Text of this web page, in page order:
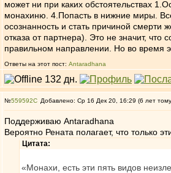
может ни при каких обстоятельствах
монахиню. 4.Попасть в нижние миры.
осознанность и стать причиной смерти
отказа от партнера). Это не значит,
правильном направлении. Но во время
Ответы на этот пост: Antaradhana
№559592 Добавлено: Ср 16 Дек 20, 16:29 (6 лет
Поддерживаю Antaradhana
Вероятно Рената полагает, что только
Цитата:
«Монахи, есть эти пять видов